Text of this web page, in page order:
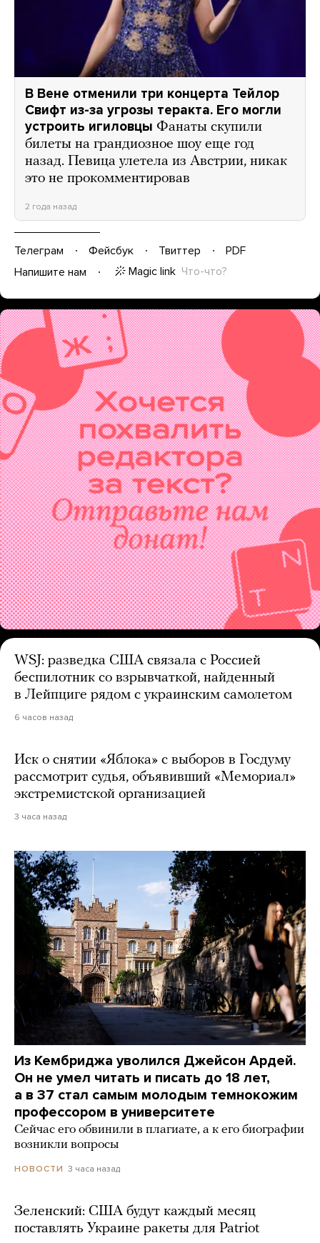
В Вене отменили три концерта Тейлор
Свифт из-за угрозы теракта. Его могли
устроить игиловцы Фанаты скупили
билеты на грандиозное шоу еще год
назад. Певица улетела из Австрии, никак
это не прокомментировав
2 года назад
Телеграм Фейсбук Твиттер
PDF
Напишите нам
Magic link Что-что?
WSJ: разведка США связала с Россией
беспилотник со взрывчаткой, найденный
в Лейпциге рядом с украинским самолетом
6 часов назад
Иск о снятии «Яблока» с выборов в Госдуму
рассмотрит судья, объявивший «Мемориал»
экстремистской организацией
3 часа назад
Из Кембриджа уволился Джейсон Ардей.
Он не умел читать и писать до 18 лет,
а в 37 стал самым молодым темнокожим
профессором в университете
Сейчас его обвинили в плагиате, а к его биографии
возникли вопросы
НОВОСТИ 3 часа назад
Зеленский: США будут каждый месяц
поставлять Украине ракеты для Patriot